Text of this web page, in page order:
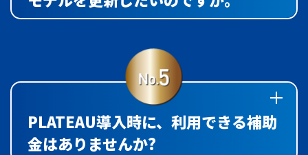
PLATEAU導入時に、利用できる補助
金はありませんか?